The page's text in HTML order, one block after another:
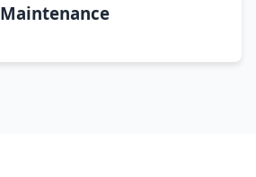
Maintenance